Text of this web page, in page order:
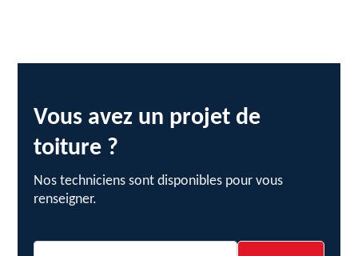
Vous avez un projet de
toiture ?
Nos techniciens sont disponibles pour vous
renseigner.